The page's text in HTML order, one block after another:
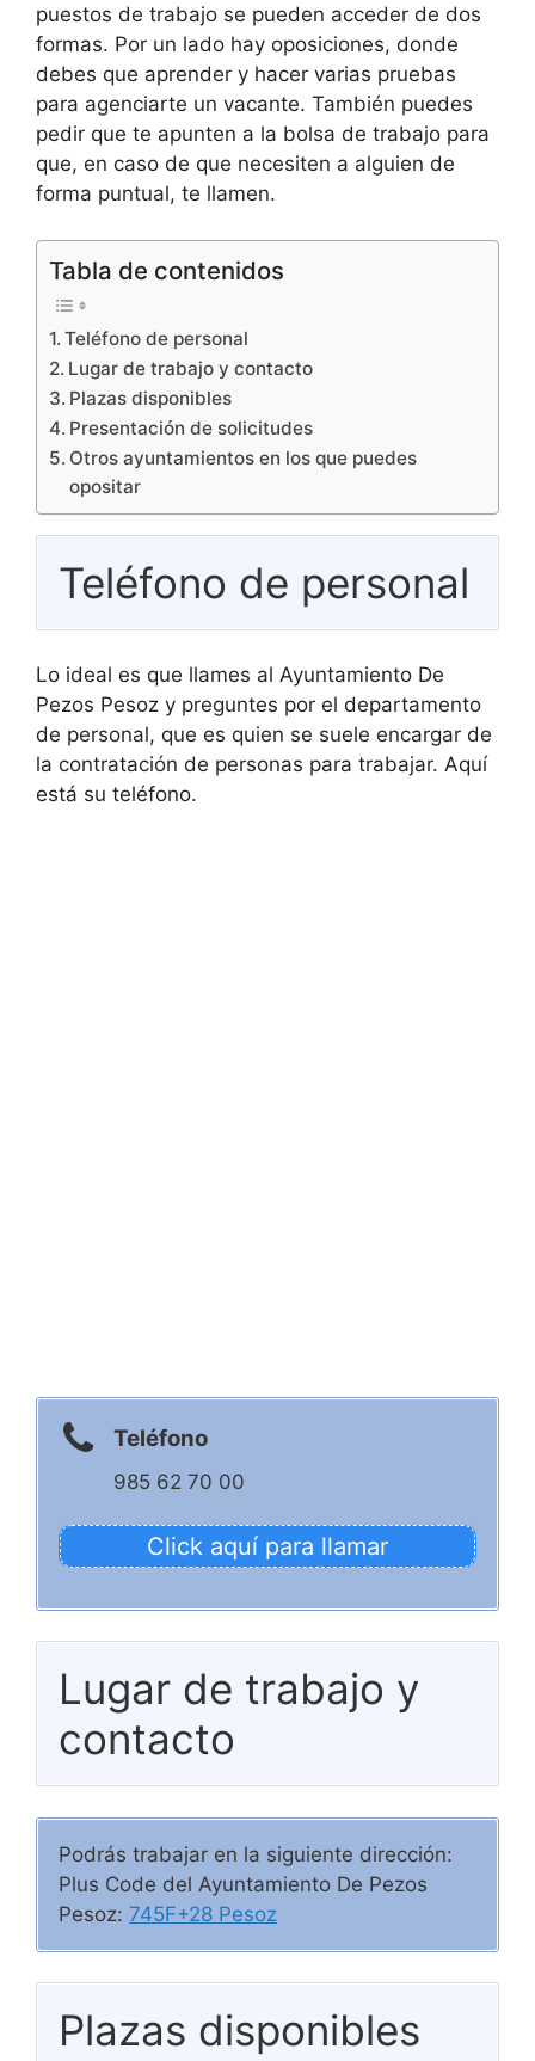
puestos de trabajo se pueden acceder de dos
formas. Por un lado hay oposiciones, donde
debes que aprender y hacer varias pruebas
para agenciarte un vacante. También puedes
pedir que te apunten a la bolsa de trabajo para
que, en caso de que necesiten a alguien de
forma puntual, te llamen.
Tabla de contenidos
Teléfono de personal
Lugar de trabajo y contacto
Plazas disponibles
Presentación de solicitudes
Otros ayuntamientos en los que puedes
opositar
Teléfono de personal
Lo ideal es que llames al Ayuntamiento De
Pezos Pesoz y preguntes por el departamento
de personal, que es quien se suele encargar de
la contratación de personas para trabajar. Aquí
está su teléfono.
Teléfono
985 62 70 00
Click aquí para llamar
Lugar de trabajo y
contacto
Podrás trabajar en la siguiente dirección:
Plus Code del Ayuntamiento De Pezos
Pesoz: 745F+28 Pesoz
Plazas disponibles